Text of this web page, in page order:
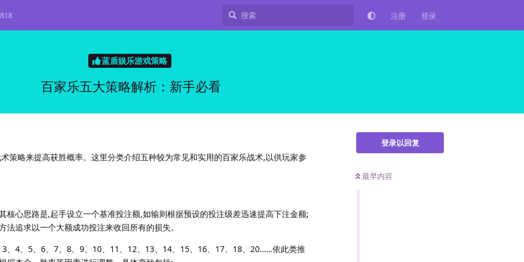
注册 登录
蓝盾娱乐游戏策略
百家乐五大策略解析：新手必看
登录以回复
最早内容
策略来提高获胜概率。这里分类介绍五种较为常见和实用的百家乐战术,以供玩家参
核心思路是,起手设立一个基准投注额,如输则根据预设的投注级差迅速提高下注金额;
追求以一个大额成功投注来收回所有的损失。
、4、5、6、7、8、9、10、11、12、13、14、15、16、17、18、20……依此类推